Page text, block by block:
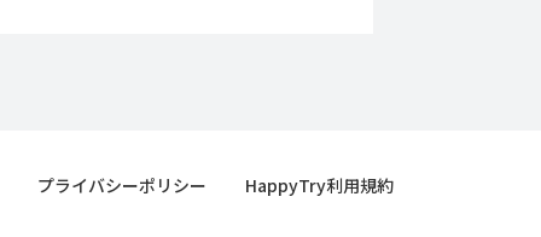
プライバシーポリシー HappyTry利用規約